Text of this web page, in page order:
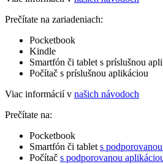
Prečítate na zariadeniach:
Pocketbook
Kindle
Smartfón či tablet s príslušnou
Počítač s príslušnou aplikáciou
Viac informácií v našich návodoch
Prečítate na:
Pocketbook
Smartfón či tablet s
Počítač s podporovanou